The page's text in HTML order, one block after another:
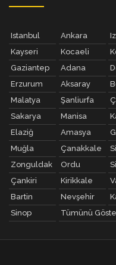
Istanbul Ankara
Kayseri
Kocaeli
Gaziantep
Adana
Erzurum
Aksaray
Malatya
Şanliurfa
Sakarya
Manisa
Elaziğ
Amasya
Muğla
Çanakkale
Zonguldak
Ordu
Çankiri
Kirikkale
Bartin
Nevşehir
Sinop
Tümünü